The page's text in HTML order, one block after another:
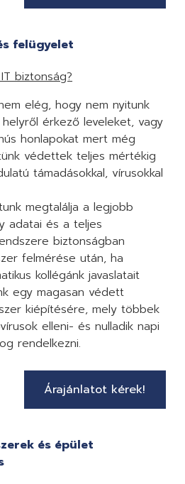
felügyelet
biztonság?
elég, hogy nem nyitunk
érkező leveleket, vagy
honlapokat mert még
védettek teljes mértékig
támadásokkal, vírusokkal
megtalálja a legjobb
adatai és a teljes
biztonságban
felmérése után, ha
kollégánk javaslatait
egy magasan védett
kiépítésére, mely többek
elleni- és nulladik napi
rendelkezni.
Árajánlatot kérek!
és épület